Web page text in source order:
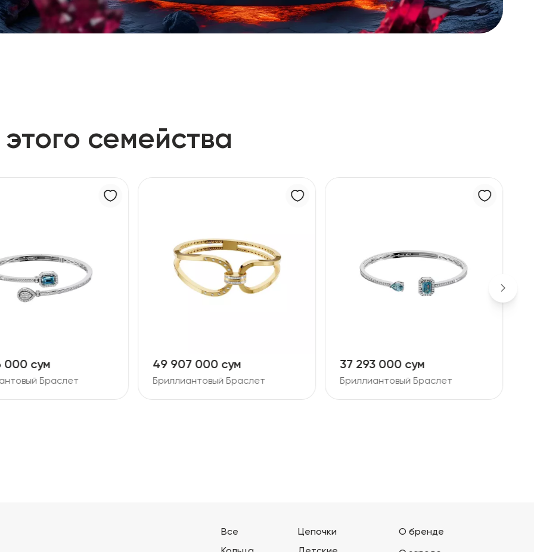
семейства
000 сум
Браслет
49 907 000 сум
Бриллиантовый Браслет
37 293 000 сум
Бриллиантовый Браслет
Все
Цепочки
О бренде